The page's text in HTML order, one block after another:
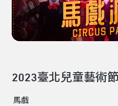
2023臺北兒童藝術
馬戲